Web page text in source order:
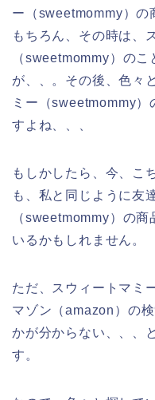
ー（sweetmommy）の
もちろん、その時は、
（sweetmommy）の
が、、。その後、色々
ミー（sweetmommy
すよね、、、
もしかしたら、今、こ
も、私と同じように友
（sweetmommy）の
いるかもしれません。
ただ、スウィートマミ
マゾン（amazon）の
かが分からない、、、
す。